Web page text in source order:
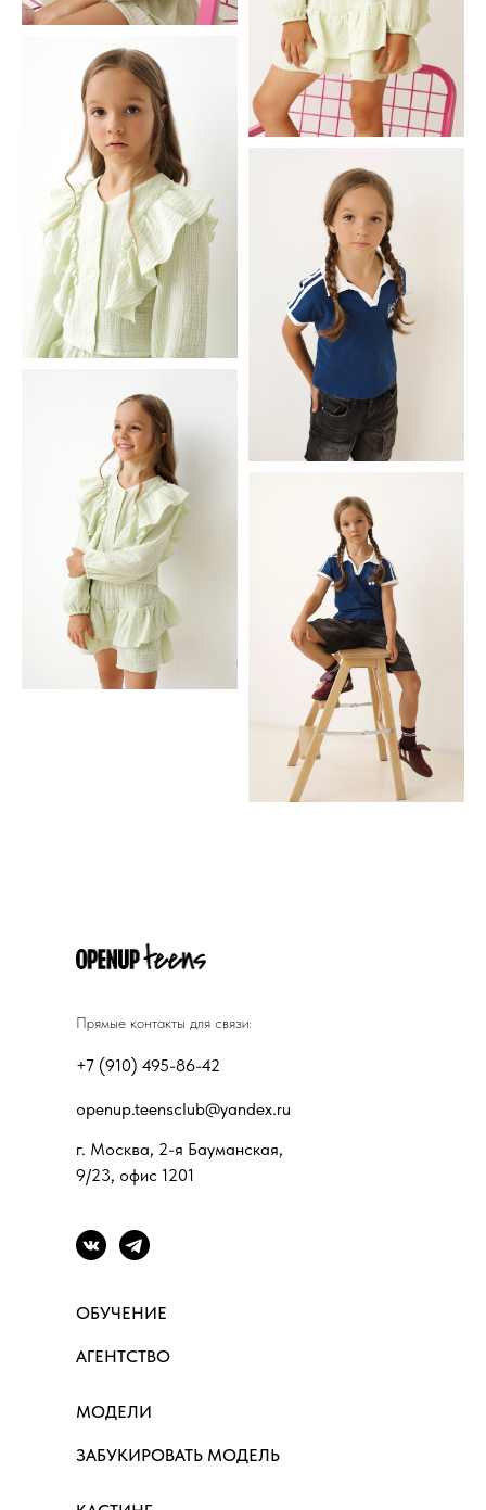
г. Москва, 2-я Бауманская,
9/23, офис 1201
+7 (910) 495-86-42
openup.teensclub@yandex.ru
Прямые контакты для связи:
ОБУЧЕНИЕ
МОДЕЛИ
АГЕНТСТВО
ЗАБУКИРОВАТЬ МОДЕЛЬ